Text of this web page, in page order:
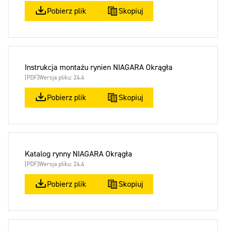
Pobierz plik Skopiuj
Instrukcja montażu rynien NIAGARA Okrągła
[PDF]Wersja pliku: 24.4
Pobierz plik Skopiuj
Katalog rynny NIAGARA Okrągła
[PDF]Wersja pliku: 24.4
Pobierz plik Skopiuj